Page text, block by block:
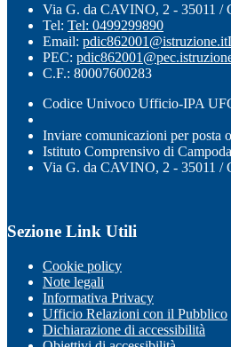
Via G. da CAVINO, 2 - 35011
Tel: Tel: 0499299890
Email: pdic862001@istruzione.it
PEC:
C.F.: 80007600283
Codice Univoco Ufficio-IPA
Inviare comunicazioni per posta
Istituto Comprensivo di
Via G. da CAVINO, 2 - 35011
Sezione Link Utili
Cookie policy
Note legali
Informativa Privacy
Ufficio Relazioni con il Pubblico
Dichiarazione di accessibilità